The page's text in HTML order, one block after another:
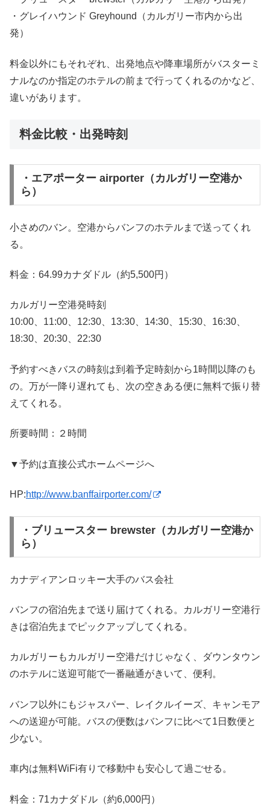
・グレイハウンド Greyhound（カルガリー市内から出
発）
料金以外にもそれぞれ、出発地点や降車場所がバスターミ
ナルなのか指定のホテルの前まで行ってくれるのかなど、
違いがあります。
料金比較・出発時刻
・エアポーター airporter（カルガリー空港か
ら）
小さめのバン。空港からバンフのホテルまで送ってくれ
る。
料金：64.99カナダドル（約5,500円）
カルガリー空港発時刻
10:00、11:00、12:30、13:30、14:30、15:30、16:30、
18:30、20:30、22:30
予約すべきバスの時刻は到着予定時刻から1時間以降のも
の。万が一降り遅れても、次の空きある便に無料で振り替
えてくれる。
所要時間：２時間
▼予約は直接公式ホームページへ
HP:http://www.banffairporter.com/
・ブリュースター brewster（カルガリー空港か
ら）
カナディアンロッキー大手のバス会社
バンフの宿泊先まで送り届けてくれる。カルガリー空港行
きは宿泊先までピックアップしてくれる。
カルガリーもカルガリー空港だけじゃなく、ダウンタウン
のホテルに送迎可能で一番融通がきいて、便利。
バンフ以外にもジャスパー、レイクルイーズ、キャンモア
への送迎が可能。バスの便数はバンフに比べて1日数便と
少ない。
車内は無料WiFi有りで移動中も安心して過ごせる。
料金：71カナダドル（約6,000円）